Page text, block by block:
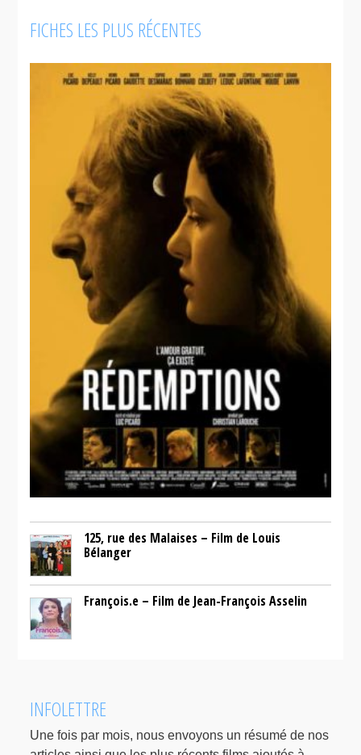
FICHES LES PLUS RÉCENTES
125, rue des Malaises – Film de Louis
Bélanger
François.e – Film de Jean-François Asselin
INFOLETTRE
Une fois par mois, nous envoyons un résumé de nos